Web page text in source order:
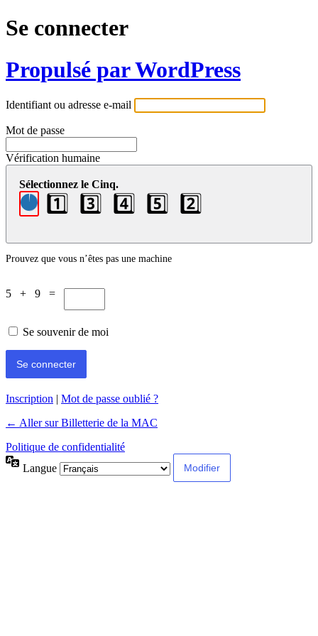
Se connecter
Propulsé par WordPress
Identifiant ou adresse e-mail
Mot de passe
Vérification humaine
Sélectionnez le Cinq.
1️⃣ 3️⃣ 4️⃣ 5️⃣ 2️⃣
Prouvez que vous n’êtes pas une machine
5 + 9 =
Se souvenir de moi
Inscription
Mot de passe oublié ?
← Aller sur Billetterie de la MAC
Politique de confidentialité
Langue